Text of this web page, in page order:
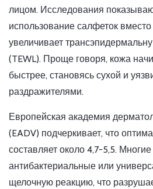
лицом. Исследования
использование салфеток
увеличивает
(TEWL). Проще говоря, кожа
быстрее, становясь сухой и
раздражителями.
Европейская академия
(EADV) подчеркивает, что
составляет около 4,7-5,5.
антибактериальные или
щелочную реакцию, что